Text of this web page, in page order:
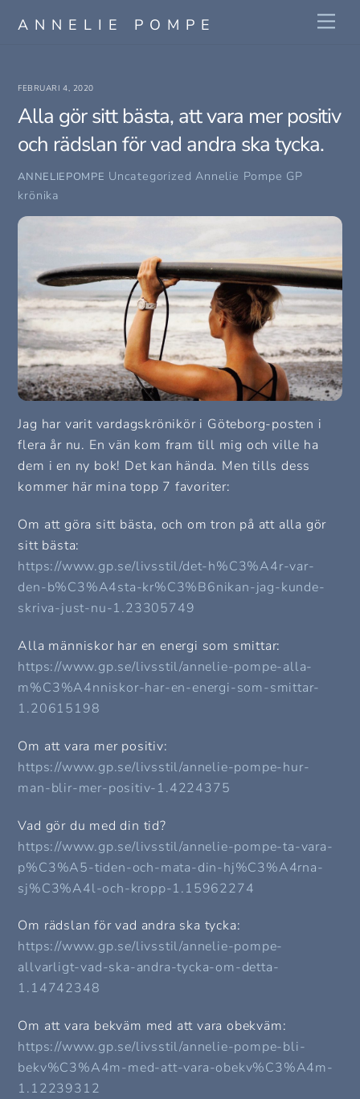
ANNELIE POMPE
FEBRUARI 4, 2020
Alla gör sitt bästa, att vara mer positiv
och rädslan för vad andra ska tycka.
ANNELIEPOMPE Uncategorized Annelie Pompe GP
krönika
Jag har varit vardagskrönikör i Göteborg-posten i
flera år nu. En vän kom fram till mig och ville ha
dem i en ny bok! Det kan hända. Men tills dess
kommer här mina topp 7 favoriter:
Om att göra sitt bästa, och om tron på att alla gör
sitt bästa:
https://www.gp.se/livsstil/det-h%C3%A4r-var-
den-b%C3%A4sta-kr%C3%B6nikan-jag-kunde-
skriva-just-nu-1.23305749
Alla människor har en energi som smittar:
https://www.gp.se/livsstil/annelie-pompe-alla-
m%C3%A4nniskor-har-en-energi-som-smittar-
1.20615198
Om att vara mer positiv:
https://www.gp.se/livsstil/annelie-pompe-hur-
man-blir-mer-positiv-1.4224375
Vad gör du med din tid?
https://www.gp.se/livsstil/annelie-pompe-ta-vara-
p%C3%A5-tiden-och-mata-din-hj%C3%A4rna-
sj%C3%A4l-och-kropp-1.15962274
Om rädslan för vad andra ska tycka:
https://www.gp.se/livsstil/annelie-pompe-
allvarligt-vad-ska-andra-tycka-om-detta-
1.14742348
Om att vara bekväm med att vara obekväm:
https://www.gp.se/livsstil/annelie-pompe-bli-
bekv%C3%A4m-med-att-vara-obekv%C3%A4m-
1.12239312